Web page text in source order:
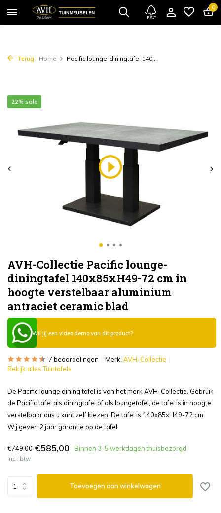
0
Terug Home Pacific lounge-diningtafel 140...
AVH-Collectie Pacific lounge-
diningtafel 140x85xH49-72 cm in
hoogte verstelbaar aluminium
antraciet ceramic blad
22% sale
Wil jij een video demo van dit product?
7 beoordelingen Merk: AVH-Collectie
Bekijk alles Tuintafels
De Pacific lounge dining tafel is van het merk AVH-Collectie. Gebruik
de Pacific tafel als diningtafel of als loungetafel, de tafel is in hoogte
verstelbaar dus u kunt zelf kiezen. De tafel is 140x85xH49-72 cm.
Wij geven 2 jaar garantie op de tafel.
€749,00 €585,00 Binnen 3-5 werkdagen thuisbezorgd
Incl. btw
Toevoegen aan winkelwagen